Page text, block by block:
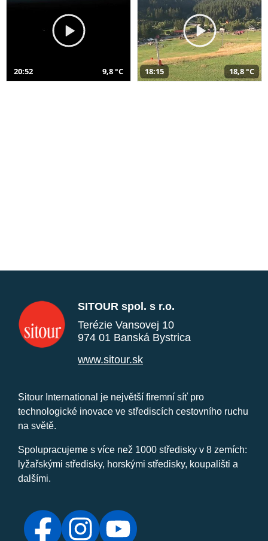
20:52 9,8 °C 18:15 18,8 °C
SITOUR spol. s r.o.
Terézie Vansovej 10
974 01 Banská Bystrica
www.sitour.sk
Sitour International je největší firemní síť pro
technologické inovace ve střediscích cestovního ruchu
na světě.
Spolupracujeme s více než 1000 středisky v 8 zemích:
lyžařskými středisky, horskými středisky, koupališti a
dalšími.